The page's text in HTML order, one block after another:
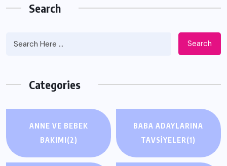
Search
Search
Categories
ANNE VE BEBEK
BAKIMI(2)
BABA ADAYLARINA
TAVSIYELER(1)